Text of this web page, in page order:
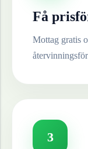
Få
Mottag gratis
3